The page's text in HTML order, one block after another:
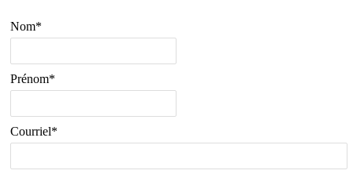
Nom*
Prénom*
Courriel*